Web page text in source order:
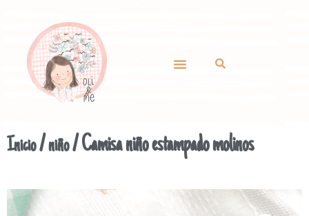
Inicio/niño/ Camisa niño estampado molinos